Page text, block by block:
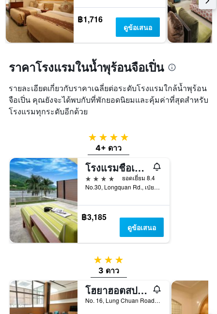
฿1,716
ดูข้อเสนอ
ราคาโรงแรมในน้ำพุร้อนจือเปิ่น
รายละเอียดเกี่ยวกับราคาเฉลี่ยต่อระดับโรงแรมใกล้น้ำพุร้อน
จือเปิ่น คุณยังจะได้พบกับที่พักยอดนิยมและคุ้มค่าที่สุดสำหรับ
โรงแรมทุกระดับอีกด้วย
4 ดาว
4+ ดาว
โรงแรมชือเพิน เซ็นจูรี่
4 ดาว
ยอดเยี่ยม 8.4
No.30, Longquan Rd., เป่ยหนาน, ไต้หวัน
฿3,185
ดูข้อเสนอ
3 ดาว
3 ดาว
โฮยาฮอตสปริงส์ รีสอร์ทแอนด์สปา
No. 16, Lung Chuan Road, เป่ยหนาน, ไต้หวัน